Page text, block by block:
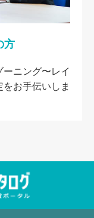
方
ニング〜レイ
お手伝いしま